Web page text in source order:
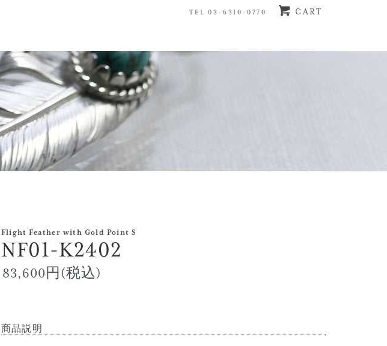
TEL 03-6310-0770 CART
Flight Feather with Gold Point S
NF01-K2402
83,600円(税込)
商品説明